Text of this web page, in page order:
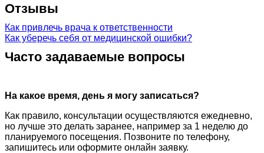
Отзывы
Как привлечь врача к ответственности
Как уберечь себя от медицинской ошибки?
Часто задаваемые вопросы
На какое время, день я могу записаться?
Как правило, консультации осуществляются ежедневно,
но лучше это делать заранее, например за 1 неделю до
планируемого посещения. Позвоните по телефону,
запишитесь или оформите онлайн заявку.